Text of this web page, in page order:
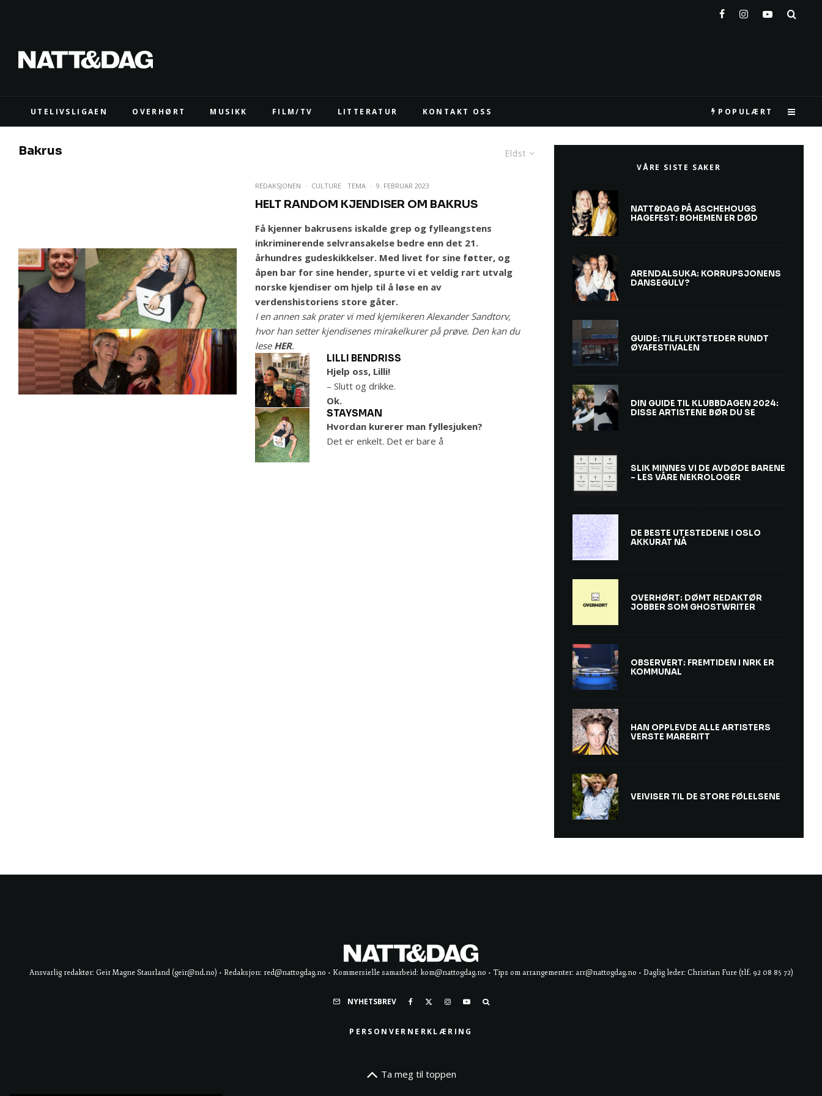
UTELIVSLIGAEN OVERHØRT MUSIKK FILM/TV LITTERATUR KONTAKT OSS POPULÆRT
Eldst
Bakrus
REDAKSJONEN · CULTURE TEMA · 9. FEBRUAR 2023
HELT RANDOM KJENDISER OM BAKRUS
Få kjenner bakrusens iskalde grep og fylleangstens
inkriminerende selvransakelse bedre enn det 21.
århundres gudeskikkelser. Med livet for sine føtter, og
åpen bar for sine hender, spurte vi et veldig rart utvalg
norske kjendiser om hjelp til å løse en av
verdenshistoriens store gåter.
I en annen sak prater vi med kjemikeren Alexander Sandtorv,
hvor han setter kjendisenes mirakelkurer på prøve. Den kan du
lese HER.
LILLI BENDRISS
Hjelp oss, Lilli!
– Slutt og drikke.
Ok.
STAYSMAN
Hvordan kurerer man fyllesjuken?
Det er enkelt. Det er bare å
VÅRE SISTE SAKER
NATT&DAG PÅ ASCHEHOUGS
HAGEFEST: BOHEMEN ER DØD
ARENDALSUKA: KORRUPSJONENS
DANSEGULV?
GUIDE: TILFLUKTSTEDER RUNDT
ØYAFESTIVALEN
DIN GUIDE TIL KLUBBDAGEN 2024:
DISSE ARTISTENE BØR DU SE
SLIK MINNES VI DE AVDØDE BARENE
– LES VÅRE NEKROLOGER
DE BESTE UTESTEDENE I OSLO
AKKURAT NÅ
OVERHØRT: DØMT REDAKTØR
JOBBER SOM GHOSTWRITER
OBSERVERT: FREMTIDEN I NRK ER
KOMMUNAL
HAN OPPLEVDE ALLE ARTISTERS
VERSTE MARERITT
VEIVISER TIL DE STORE FØLELSENE
Ansvarlig redaktør: Geir Magne Staurland (geir@nd.no) • Redaksjon: red@nattogdag.no • Kommersielle samarbeid: kom@nattogdag.no • Tips om arrangementer: arr@nattogdag.no • Daglig leder: Christian Fure (tlf. 92 08 85 72)
NYHETSBREV
PERSONVERNERKLÆRING
Ta meg til toppen